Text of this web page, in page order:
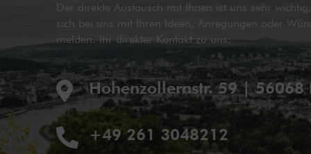
Der direkte Austausch mit Ihnen ist uns sehr
sich bei uns mit Ihren Ideen, Anregungen oder
melden. Ihr direkter Kontakt zu uns:
 Hohenzollernstr. 59 | 56068
 +49 261 3048212